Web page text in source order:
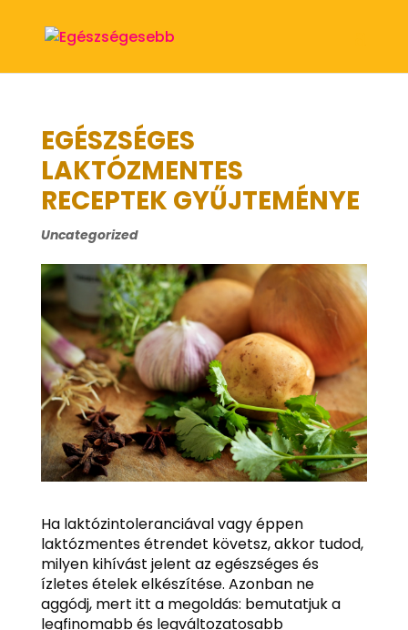
EGÉSZSÉGES
LAKTÓZMENTES
RECEPTEK GYŰJTEMÉNYE
Uncategorized
Ha laktózintoleranciával vagy éppen
laktózmentes étrendet követsz, akkor tudod,
milyen kihívást jelent az egészséges és
ízletes ételek elkészítése. Azonban ne
aggódj, mert itt a megoldás: bemutatjuk a
legfinomabb és legváltozatosabb